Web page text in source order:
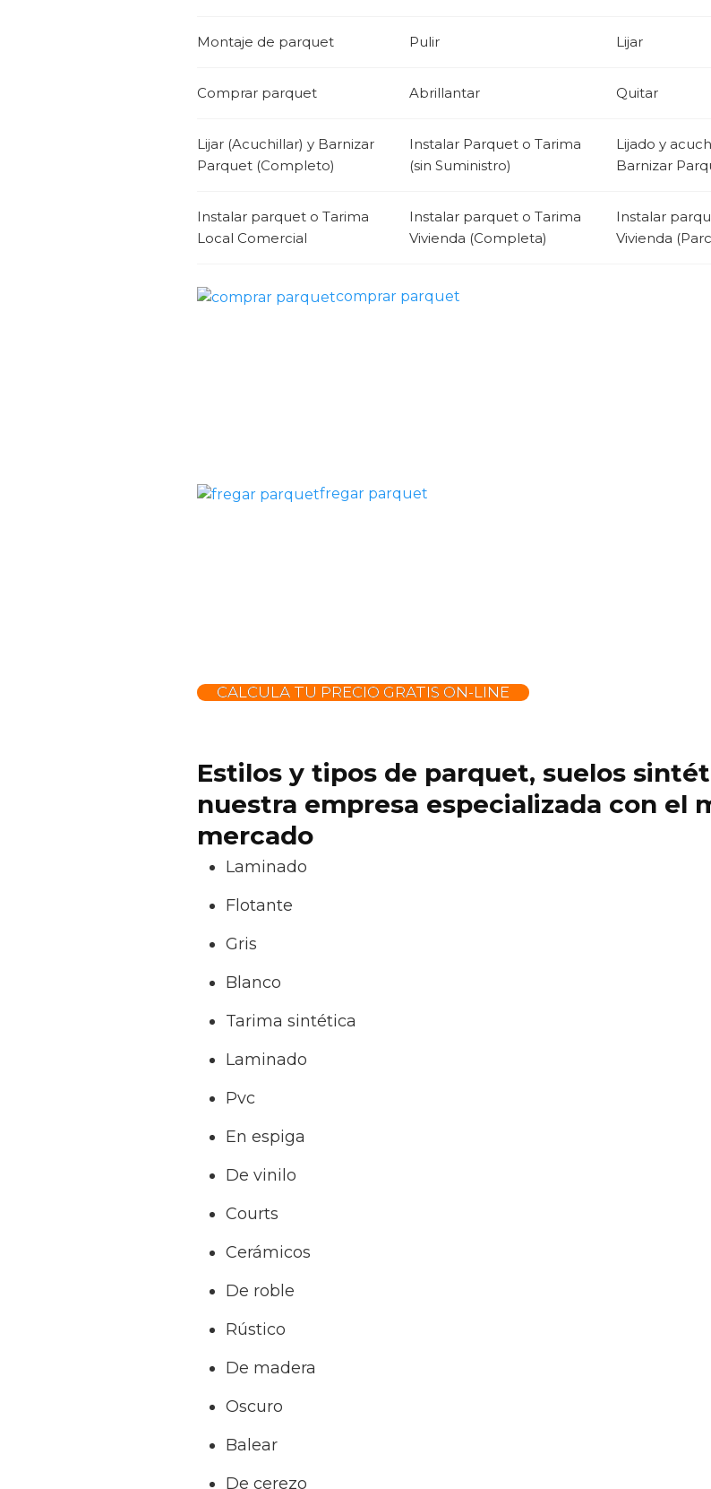
Montaje de parquet Pulir Lijar
Comprar parquet Abrillantar Quitar
Lijar (Acuchillar) y Barnizar
Parquet (Completo)
Instalar Parquet o Tarima
(sin Suministro)
Lijado y
Barnizar
Instalar parquet o Tarima
Local Comercial
Instalar parquet o Tarima
Vivienda (Completa)
Instalar
Vivienda
comprar parquet
fregar parquet
CALCULA TU PRECIO GRATIS ON-LINE
Estilos y tipos de parquet, suelos
nuestra empresa especializada con el
mercado
Laminado
Flotante
Gris
Blanco
Tarima sintética
Laminado
Pvc
En espiga
De vinilo
Courts
Cerámicos
De roble
Rústico
De madera
Oscuro
Balear
De cerezo